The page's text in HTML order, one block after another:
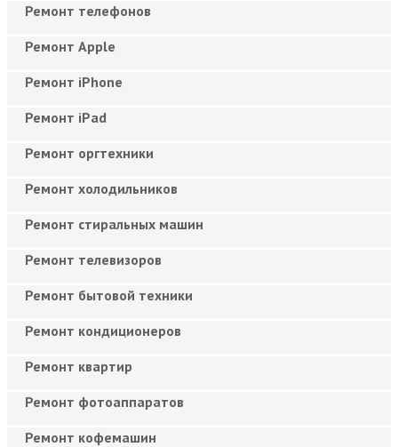
Ремонт телефонов
Ремонт Apple
Ремонт iPhone
Ремонт iPad
Ремонт оргтехники
Ремонт холодильников
Ремонт стиральных машин
Ремонт телевизоров
Ремонт бытовой техники
Ремонт кондиционеров
Ремонт квартир
Ремонт фотоаппаратов
Ремонт кофемашин